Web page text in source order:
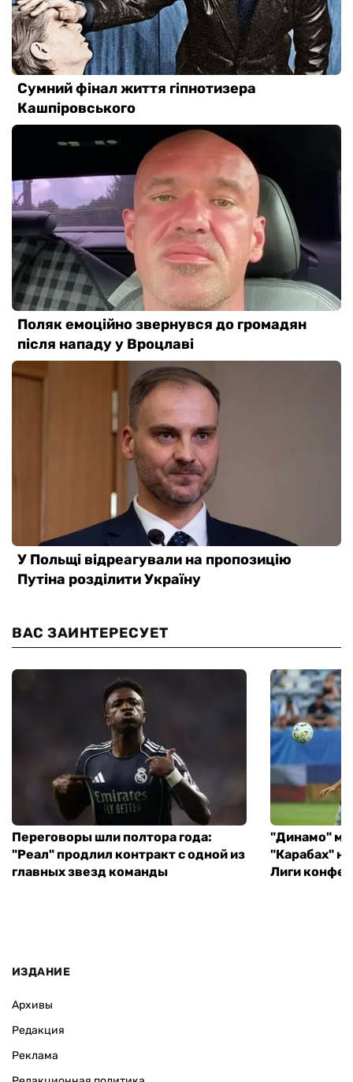
ВАС ЗАИНТЕРЕСУЕТ
Переговоры шли полтора года:
"Реал" продлил контракт с одной из
главных звезд команды
"Динамо"
"Карабах"
Лиги
ИЗДАНИЕ
Архивы
Редакция
Реклама